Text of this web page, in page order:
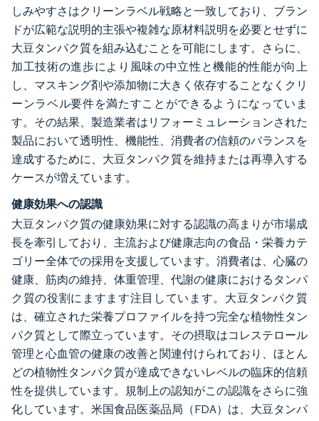
しみやすさはクリーンラベル戦略と一致しており、ブラン
ドが広範な説明的主張や複雑な原材料説明を必要とせずに
大豆タンパク質を組み込むことを可能にします。さらに、
加工技術の進歩により風味の中立性と機能的性能が向上
し、マスキング剤や添加物に大きく依存することなくクリ
ーンラベル要件を満たすことができるようになっていま
す。その結果、製造業者はリフォーミュレーションされた
製品において透明性、機能性、消費者の信頼のバランスを
達成するために、大豆タンパク質を維持または再導入する
ケースが増えています。
健康効果への認識
大豆タンパク質の健康効果に対する認識の高まりが市場成
長を牽引しており、主流および健康志向の食品・栄養カテ
ゴリー全体での採用を支援しています。消費者は、心臓の
健康、筋肉の維持、体重管理、代謝の健康におけるタンパ
ク質の役割にますます注目しています。大豆タンパク質
は、確立された栄養プロファイルを持つ完全な植物性タン
パク質として際立っています。その摂取はコレステロール
管理と心血管の健康の改善と関連付けられており、ほとん
どの植物性タンパク質が達成できないレベルの臨床的信頼
性を提供しています。規制上の認知がこの認識をさらに強
化しています。米国食品医薬品局（FDA）は、大豆タンパ